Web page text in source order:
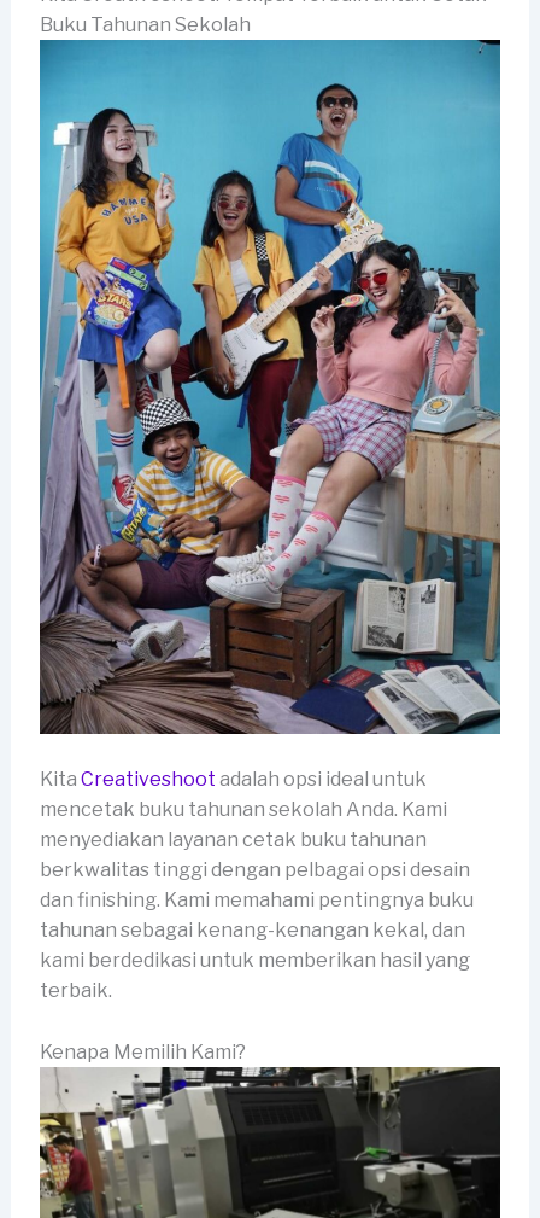
Buku Tahunan Sekolah
Kita Creativeshoot adalah opsi ideal untuk
mencetak buku tahunan sekolah Anda. Kami
menyediakan layanan cetak buku tahunan
berkwalitas tinggi dengan pelbagai opsi desain
dan finishing. Kami memahami pentingnya buku
tahunan sebagai kenang-kenangan kekal, dan
kami berdedikasi untuk memberikan hasil yang
terbaik.
Kenapa Memilih Kami?